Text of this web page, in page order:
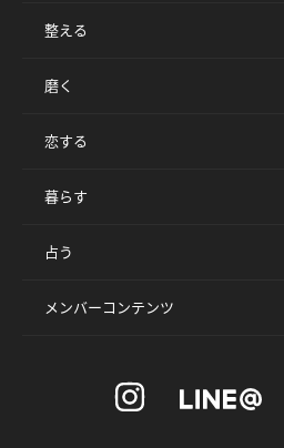
整える
磨く
恋する
暮らす
占う
メンバーコンテンツ